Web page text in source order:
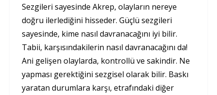
Sezgileri sayesinde Akrep, olayların nereye
doğru ilerlediğini hisseder. Güçlü sezgileri
sayesinde, kime nasıl davranacağını iyi bilir.
Tabii, karşısındakilerin nasıl davranacağını da!
Ani gelişen olaylarda, kontrollü ve sakindir. Ne
yapması gerektiğini sezgisel olarak bilir. Baskı
yaratan durumlara karşı, etrafındaki diğer